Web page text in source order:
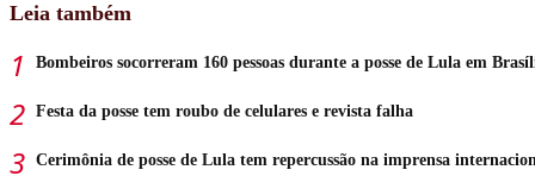
Leia também
Bombeiros socorreram 160 pessoas durante a posse de Lula em
Festa da posse tem roubo de celulares e revista falha
Cerimônia de posse de Lula tem repercussão na imprensa